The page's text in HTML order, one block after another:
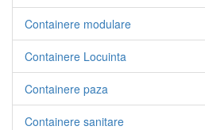
Containere modulare
Containere Locuinta
Containere paza
Containere sanitare